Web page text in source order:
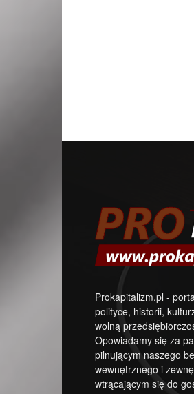
Prokapitalizm.pl -
polityce, historii,
wolną
Opowiadamy się za
pilnującym naszego
wewnętrznego i
wtrącającym się do